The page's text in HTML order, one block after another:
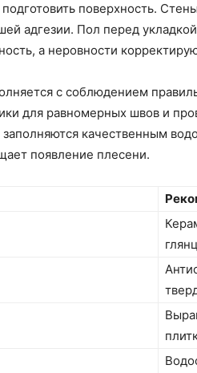
поверхность.
адгезии. Пол перед
а неровности
с соблюдением
для равномерных швов и
качественным
появление плесени.